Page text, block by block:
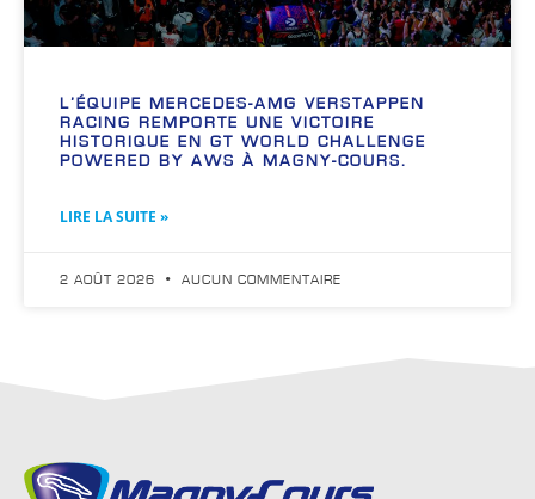
L’ÉQUIPE MERCEDES-AMG VERSTAPPEN
RACING REMPORTE UNE VICTOIRE
HISTORIQUE EN GT WORLD CHALLENGE
POWERED BY AWS À MAGNY-COURS.
LIRE LA SUITE »
2 AOÛT 2026 AUCUN COMMENTAIRE